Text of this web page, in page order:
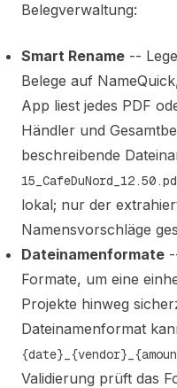
Belegverwaltung:
Smart Rename --
Belege auf
App liest jedes PDF
Händler und
beschreibende
lokal; nur der
Namensvorschläge
Dateinamenformate
Formate, um eine
Projekte hinweg
Dateinamenformat
Validierung prüft das